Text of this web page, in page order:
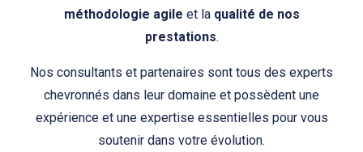
méthodologie agile et la qualité de nos
prestations.
Nos consultants et partenaires sont tous des experts
chevronnés dans leur domaine et possèdent une
expérience et une expertise essentielles pour vous
soutenir dans votre évolution.